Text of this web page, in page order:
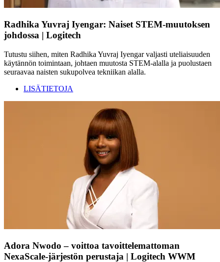
Radhika Yuvraj Iyengar: Naiset STEM-muutoksen
johdossa | Logitech
Tutustu siihen, miten Radhika Yuvraj Iyengar valjasti uteliaisuuden
käytännön toimintaan, johtaen muutosta STEM-alalla ja puolustaen
seuraavaa naisten sukupolvea tekniikan alalla.
LISÄTIETOJA
Adora Nwodo – voittoa tavoittelemattoman
NexaScale-järjestön perustaja | Logitech WWM